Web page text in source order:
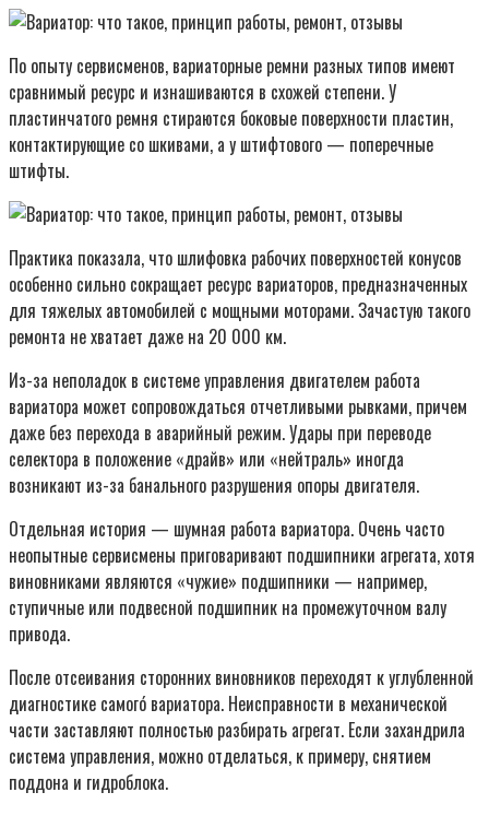
По опыту сервисменов, вариаторные ремни разных типов имеют
сравнимый ресурс и изнашиваются в схожей степени. У
пластинчатого ремня стираются боковые поверхности пластин,
контактирующие со шкивами, а у штифтового — поперечные
штифты.
Практика показала, что шлифовка рабочих поверхностей конусов
особенно сильно сокращает ресурс вариаторов, предназначенных
для тяжелых автомобилей с мощными моторами. Зачастую такого
ремонта не хватает даже на 20 000 км.
Из-за неполадок в системе управления двигателем работа
вариатора может сопровождаться отчетливыми рывками, причем
даже без перехода в аварийный режим. Удары при переводе
селектора в положение «драйв» или «нейтраль» иногда
возникают из-за банального разрушения опоры двигателя.
Отдельная история — шумная работа вариатора. Очень часто
неопытные сервисмены приговаривают подшипники агрегата, хотя
виновниками являются «чужие» подшипники — например,
ступичные или подвесной подшипник на промежуточном валу
привода.
После отсеивания сторонних виновников переходят к углубленной
диагностике самогó вариатора. Неисправности в механической
части заставляют полностью разбирать агрегат. Если захандрила
система управления, можно отделаться, к примеру, снятием
поддона и гидроблока.